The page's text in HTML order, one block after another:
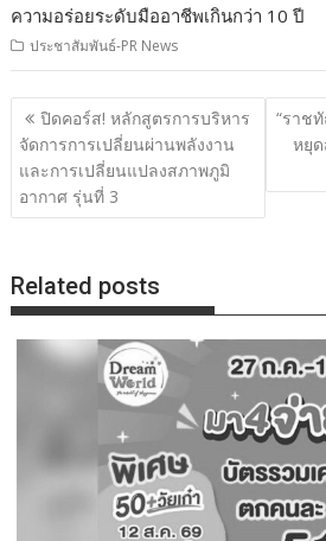
ความอร่อยระดับมืออาชีพเกินกว่า 10 ปี
ประชาสัมพันธ์-PR News
แนะแนว
เรื่อง
ปิดคอร์ส! หลักสูตรการบริหาร
จัดการการเปลี่ยนผ่านพลังงาน
และการเปลี่ยนแปลงสภาพภูมิ
อากาศ รุ่นที่ 3
“ราช
หยุ
Related posts